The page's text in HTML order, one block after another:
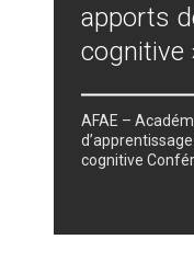
apports
cognitive
AFAE –
cognitive